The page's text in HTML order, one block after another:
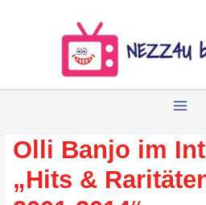
Olli Banjo im
„Hits &